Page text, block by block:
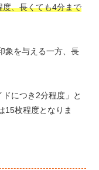
、長くても4分まで
象を与える一方、長
につき2分程度」と
15枚程度となりま